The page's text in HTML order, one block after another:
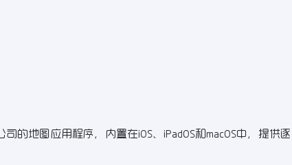
司的地图应用程序，内置在iOS、iPadOS和macOS中，提供